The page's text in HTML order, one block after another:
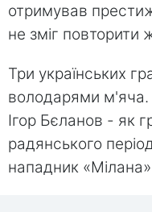
отримував
не зміг повторити
Три українських
володарями м'яча.
Ігор Бєланов - як
радянського
нападник